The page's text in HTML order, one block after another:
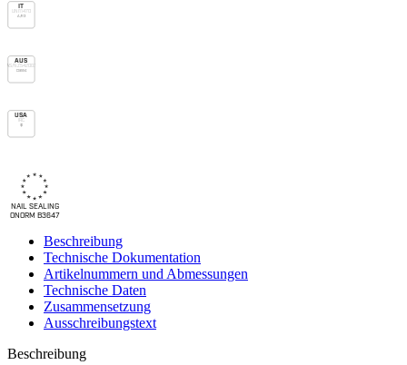
IT
UNI 11470
A/R3
AUS
AS/NZS 4200.1
Class 4
USA
IRC
NAIL SEALING
ONORM B3647
Beschreibung
Technische Dokumentation
Artikelnummern und Abmessungen
Technische Daten
Zusammensetzung
Ausschreibungstext
Beschreibung